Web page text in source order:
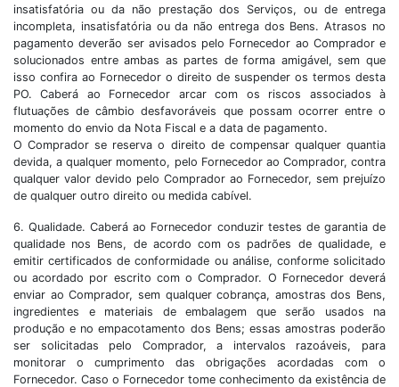
insatisfatória ou da não prestação dos Serviços, ou de entrega
incompleta, insatisfatória ou da não entrega dos Bens. Atrasos no
pagamento deverão ser avisados pelo Fornecedor ao Comprador e
solucionados entre ambas as partes de forma amigável, sem que
isso confira ao Fornecedor o direito de suspender os termos desta
PO. Caberá ao Fornecedor arcar com os riscos associados à
flutuações de câmbio desfavoráveis que possam ocorrer entre o
momento do envio da Nota Fiscal e a data de pagamento.
O Comprador se reserva o direito de compensar qualquer quantia
devida, a qualquer momento, pelo Fornecedor ao Comprador, contra
qualquer valor devido pelo Comprador ao Fornecedor, sem prejuízo
de qualquer outro direito ou medida cabível.
6. Qualidade. Caberá ao Fornecedor conduzir testes de garantia de
qualidade nos Bens, de acordo com os padrões de qualidade, e
emitir certificados de conformidade ou análise, conforme solicitado
ou acordado por escrito com o Comprador. O Fornecedor deverá
enviar ao Comprador, sem qualquer cobrança, amostras dos Bens,
ingredientes e materiais de embalagem que serão usados na
produção e no empacotamento dos Bens; essas amostras poderão
ser solicitadas pelo Comprador, a intervalos razoáveis, para
monitorar o cumprimento das obrigações acordadas com o
Fornecedor. Caso o Fornecedor tome conhecimento da existência de